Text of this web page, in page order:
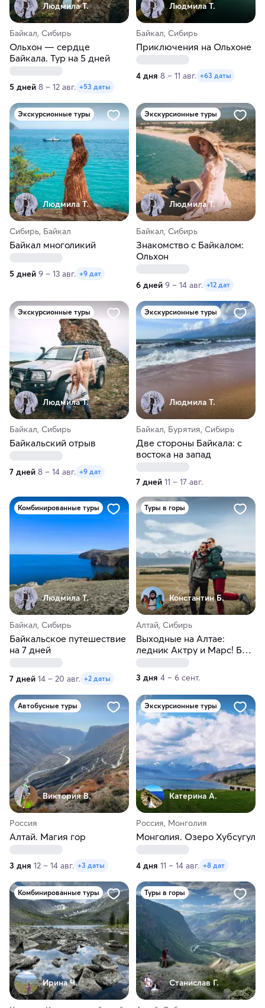
Людмила Т.
Байкал, Сибирь
Ольхон — сердце
Байкала. Тур на 5 дней
5 дней 8 – 12 авг. +53 даты
Людмила Т.
Байкал, Сибирь
Приключения на Ольхоне
4 дня 8 – 11 авг. +63 даты
Экскурсионные туры
Людмила Т.
Сибирь, Байкал
Байкал многоликий
5 дней 9 – 13 авг. +9 дат
Экскурсионные туры
Людмила Т.
Байкал, Сибирь
Знакомство с Байкалом:
Ольхон
6 дней 9 – 14 авг. +12 дат
Экскурсионные туры
Людмила Т.
Байкал, Сибирь
Байкальский отрыв
7 дней 8 – 14 авг. +9 дат
Экскурсионные туры
Людмила Т.
Байкал, Бурятия, Сибирь
Две стороны Байкала: с
востока на запад
7 дней 11 – 17 авг.
Комбинированные туры
Людмила Т.
Байкал, Сибирь
Байкальское путешествие
на 7 дней
7 дней 14 – 20 авг. +2 даты
Туры в горы
Константин Б.
Алтай, Сибирь
Выходные на Алтае:
ледник Актру и Марс! Без
3 дня 4 – 6 сент.
Автобусные туры
Виктория В.
Россия
Алтай. Магия гор
3 дня 12 – 14 авг. +3 даты
Экскурсионные туры
Катерина А.
Россия, Монголия
Монголия. Озеро Хубсугул
4 дня 11 – 14 авг. +8 дат
Комбинированные туры
Ирина Ч.
Туры в горы
Станислав Г.